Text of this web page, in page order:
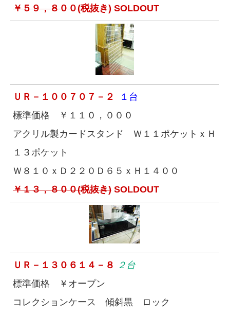
￥５９，８００(税抜き) SOLDOUT
ＵＲ－１００７０７－２
１台
標準価格 ￥１１０，０００
アクリル製カードスタンド Ｗ１１ポケットｘＨ
１３ポケット
Ｗ８１０ｘＤ２２０Ｄ６５ｘＨ１４００
￥１３，８００(税抜き) SOLDOUT
ＵＲ－１３０６１４－８ ２台
標準価格 ￥オープン
コレクションケース 傾斜黒 ロック